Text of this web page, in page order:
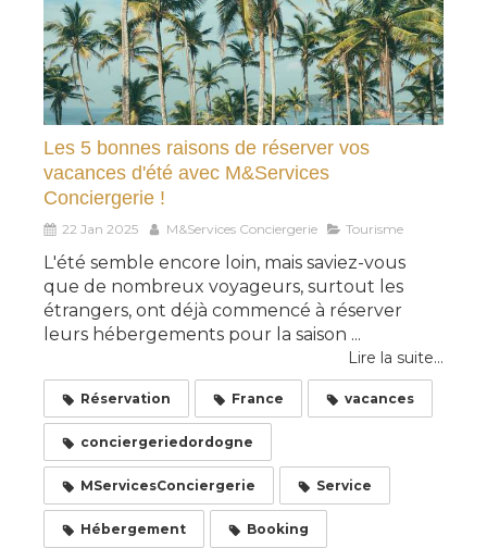
Les 5 bonnes raisons de réserver vos
vacances d'été avec M&Services
Conciergerie !
22 Jan 2025 M&Services Conciergerie Tourisme
L'été semble encore loin, mais saviez-vous
que de nombreux voyageurs, surtout les
étrangers, ont déjà commencé à réserver
leurs hébergements pour la saison ...
Lire la suite...
Réservation France vacances
conciergeriedordogne
MServicesConciergerie Service
Hébergement Booking